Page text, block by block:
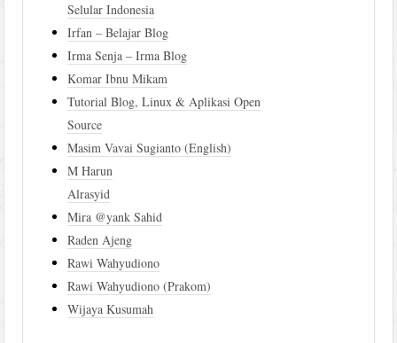
Selular Indonesia
Irfan – Belajar Blog
Irma Senja – Irma Blog
Komar Ibnu Mikam
Tutorial Blog, Linux & Aplikasi Open
Source
Masim Vavai Sugianto (English)
M Harun
Alrasyid
Mira @yank Sahid
Raden Ajeng
Rawi Wahyudiono
Rawi Wahyudiono (Prakom)
Wijaya Kusumah